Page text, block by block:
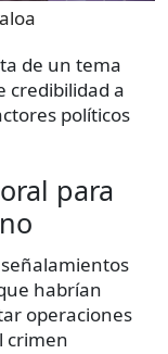
de un tema
credibilidad a
políticos
para
habrían
operaciones
crimen